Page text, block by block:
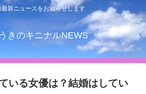
最新ニュースをお知らせします
きのキニナルNEWS
いる女優は？結婚はしてい